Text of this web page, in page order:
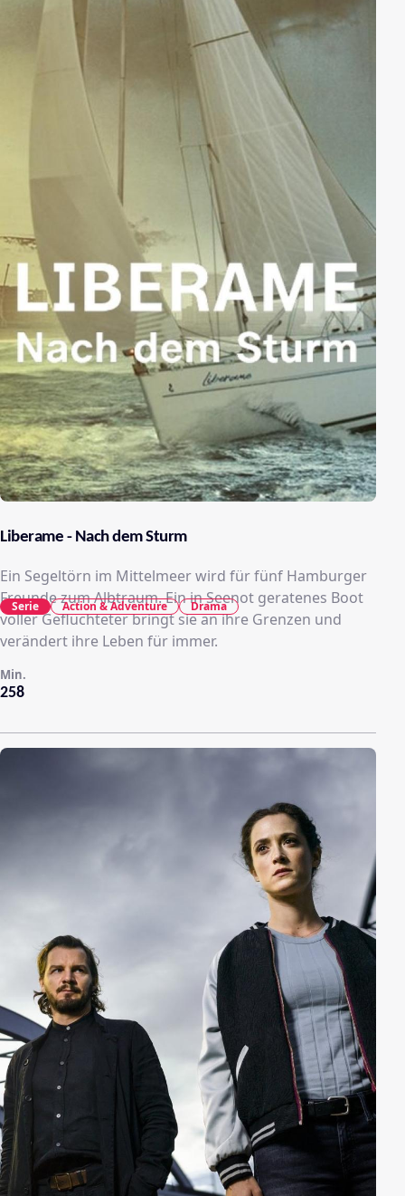
Liberame - Nach dem Sturm
Ein Segeltörn im Mittelmeer wird für fünf Hamburger
Freunde zum Albtraum. Ein in Seenot geratenes Boot
voller Geflüchteter bringt sie an ihre Grenzen und
verändert ihre Leben für immer.
258
Min.
Serie Action & Adventure Drama